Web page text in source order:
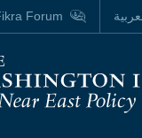
Forum